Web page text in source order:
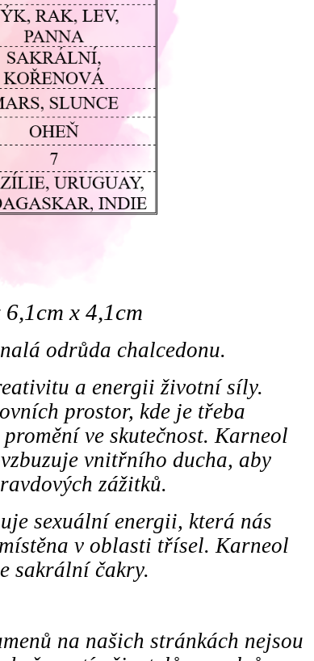
x 4,1cm
odrůda chalcedonu.
a energii životní síly.
prostor, kde je třeba
ve skutečnost. Karneol
vnitřního ducha, aby
zážitků.
sexuální energii, která nás
v oblasti třísel. Karneol
sakrální čakry.
na našich stránkách nejsou